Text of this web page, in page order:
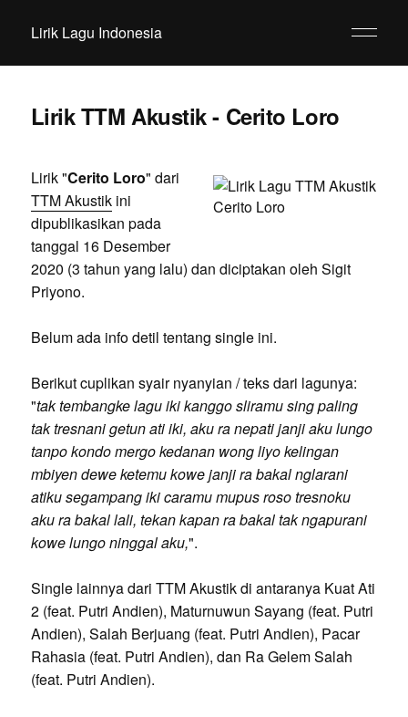
Lirik Lagu Indonesia
Lirik TTM Akustik - Cerito Loro
Lirik "Cerito Loro" dari
TTM Akustikini
dipublikasikan pada
tanggal 16 Desember
2020 (3 tahun yang lalu) dan diciptakan oleh Sigit
Priyono.
Belum ada info detil tentang single ini.
Berikut cuplikan syair nyanyian / teks dari lagunya:
"tak tembangke lagu iki kanggo sliramu sing paling
tak tresnani getun ati iki, aku ra nepati janji aku lungo
tanpo kondo mergo kedanan wong liyo kelingan
mbiyen dewe ketemu kowe janji ra bakal nglarani
atiku segampang iki caramu mupus roso tresnoku
aku ra bakal lali, tekan kapan ra bakal tak ngapurani
kowe lungo ninggal aku,".
Single lainnya dari TTM Akustik di antaranya Kuat Ati
2 (feat. Putri Andien), Maturnuwun Sayang (feat. Putri
Andien), Salah Berjuang (feat. Putri Andien), Pacar
Rahasia (feat. Putri Andien), dan Ra Gelem Salah
(feat. Putri Andien).